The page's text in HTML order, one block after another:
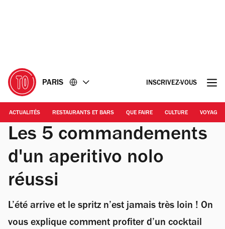
PARIS INSCRIVEZ-VOUS
ACTUALITÉS RESTAURANTS ET BARS QUE FAIRE CULTURE VOYAGE
Les 5 commandements
d'un aperitivo nolo
réussi
L’été arrive et le spritz n’est jamais très loin ! On
vous explique comment profiter d’un cocktail